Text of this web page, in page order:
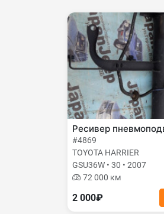
Ресивер
#4869
TOYOTA HARRIER
GSU36W • 30 • 2007
72 000 км
2 000₽